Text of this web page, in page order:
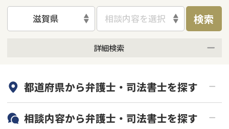
滋賀県 相談内容を選択 検索
詳細検索
初回相談無料
土日祝の相談可能
都道府県から弁護士・司法書士を探す
北海道・東北
相談内容から弁護士・司法書士を探す